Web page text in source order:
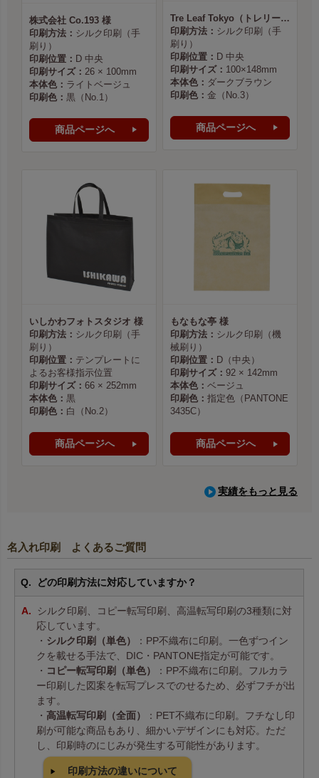
株式会社 Co.193 様
印刷方法： シルク印刷（手
刷り）
印刷位置： D 中央
印刷サイズ： 26 × 100mm
本体色： ライトベージュ
印刷色： 黒（No.1）
商品ページへ
Tre Leaf Tokyo（トレリーフ東京） 様
印刷方法： シルク印刷（手
刷り）
印刷位置： D 中央
印刷サイズ： 100×148mm
本体色： ダークブラウン
印刷色： 金（No.3）
商品ページへ
いしかわフォトスタジオ 様
印刷方法： シルク印刷（手
刷り）
印刷位置： テンプレートに
よるお客様指示位置
印刷サイズ： 66 × 252mm
本体色： 黒
印刷色： 白（No.2）
商品ページへ
もなもな亭 様
印刷方法： シルク印刷（機
械刷り）
印刷位置： D（中央）
印刷サイズ： 92 × 142mm
本体色： ベージュ
印刷色： 指定色（PANTONE
3435C）
商品ページへ
実績をもっと見る
名入れ印刷 よくあるご質問
どの印刷方法に対応していますか？
シルク印刷、コピー転写印刷、高温転写印刷の3種類に対
応しています。
・ シルク印刷（単色）
：PP不織布に印刷。一色ずつイン
クを載せる手法で、DIC・PANTONE指定が可能です。
・ コピー転写印刷（単色）
：PP不織布に印刷。フルカラ
ー印刷した図案を転写プレスでのせるため、必ずフチが出
ます。
・ 高温転写印刷（全面）
：PET不織布に印刷。フチなし印
刷が可能な商品もあり、細かいデザインにも対応。ただ
し、印刷時のにじみが発生する可能性があります。
印刷方法の違いについて